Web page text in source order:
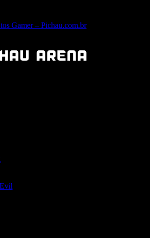
Gamer – Pichau.com.br